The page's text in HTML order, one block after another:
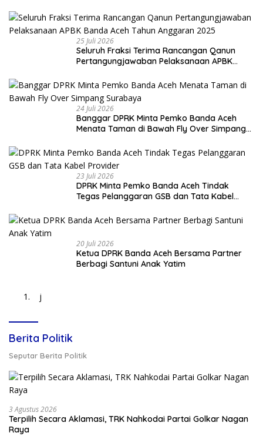
25 Juli 2026
Seluruh Fraksi Terima Rancangan Qanun
Pertangungjawaban Pelaksanaan APBK
24 Juli 2026
Banggar DPRK Minta Pemko Banda Aceh
Menata Taman di Bawah Fly Over Simpang
23 Juli 2026
DPRK Minta Pemko Banda Aceh Tindak
Tegas Pelanggaran GSB dan Tata Kabel
20 Juli 2026
Ketua DPRK Banda Aceh Bersama Partner
Berbagi Santuni Anak Yatim
j
Berita Politik
Seputar Berita Politik
3 Agustus 2026
Terpilih Secara Aklamasi, TRK Nahkodai Partai Golkar Nagan
Raya